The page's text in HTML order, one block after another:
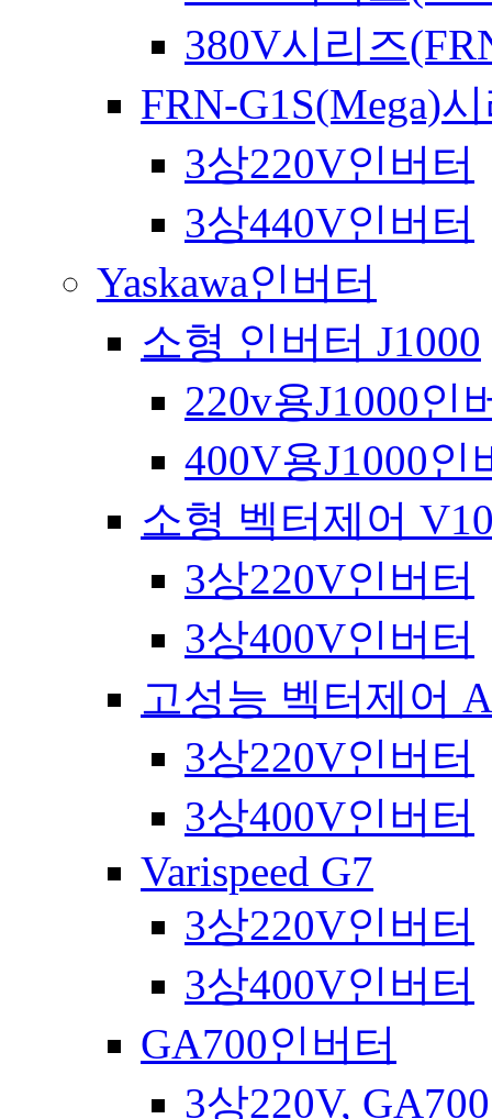
380V시리즈
FRN-G1S(Mega)
3상220V인버터
3상440V인버터
Yaskawa인버터
소형 인버터 J1000
220v용J1000인
400V용J1000인
소형 벡터제어
3상220V인버터
3상400V인버터
고성능 벡터제어
3상220V인버터
3상400V인버터
Varispeed G7
3상220V인버터
3상400V인버터
GA700인버터
3상220V,